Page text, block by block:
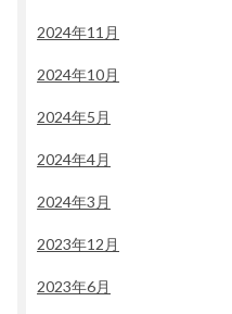
2024年11月
2024年10月
2024年5月
2024年4月
2024年3月
2023年12月
2023年6月